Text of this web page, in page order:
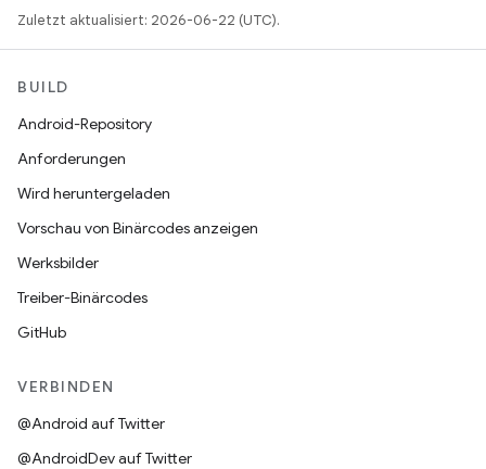
Zuletzt aktualisiert: 2026-06-22 (UTC).
BUILD
Android-Repository
Anforderungen
Wird heruntergeladen
Vorschau von Binärcodes anzeigen
Werksbilder
Treiber-Binärcodes
GitHub
VERBINDEN
@Android auf Twitter
@AndroidDev auf Twitter